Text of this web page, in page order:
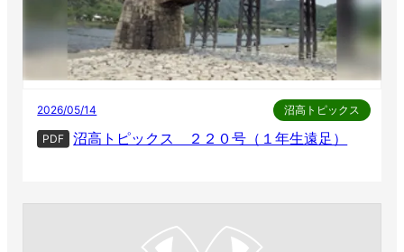
2026/05/14 沼高トピックス
PDF 沼高トピックス ２２０号（１年生遠足）